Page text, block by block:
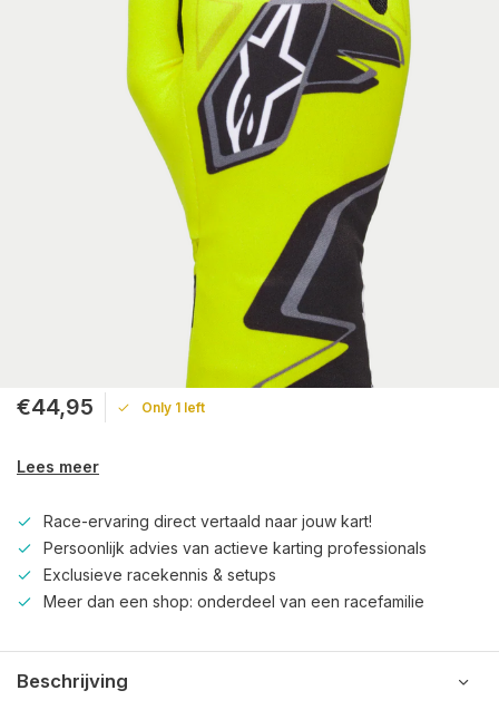
€44,95 Only 1 left
Lees meer
Race-ervaring direct vertaald naar jouw kart!
Persoonlijk advies van actieve karting professionals
Exclusieve racekennis & setups
Meer dan een shop: onderdeel van een racefamilie
Beschrijving